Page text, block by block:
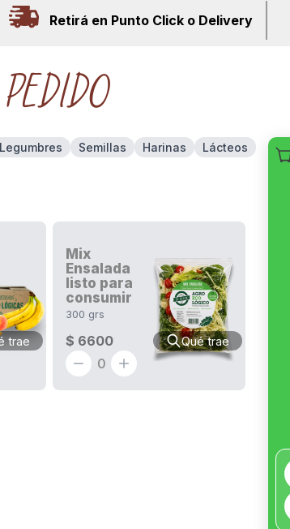
Retirá en Punto Click o Delivery
Legumbres Semillas Harinas
Lácteos
trae
Mix
Ensalada
listo para
consumir
300 grs
$ 6600
0
Qué trae